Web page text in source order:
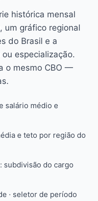
histórica mensal
um gráfico regional
do Brasil e a
especialização.
o mesmo CBO —
salário médio e
e teto por região do
: subdivisão do cargo
· seletor de período